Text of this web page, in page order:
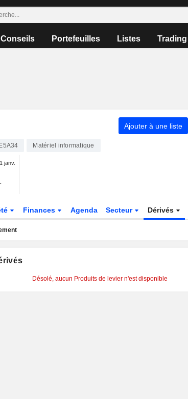
Conseils Portefeuilles Listes Trading
Ajouter à une liste
Matériel informatique
janv.
Finances Agenda Secteur Dérivés
Désolé, aucun Produits de levier n'est disponible